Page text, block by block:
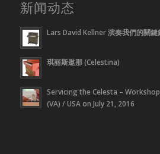
新闻动态
Lars David Kellner 演奏我們的關鍵
琪丽斯逖那 (Celestina)
Servicing the Celesta –
(VA) / USA on July 21, 2016